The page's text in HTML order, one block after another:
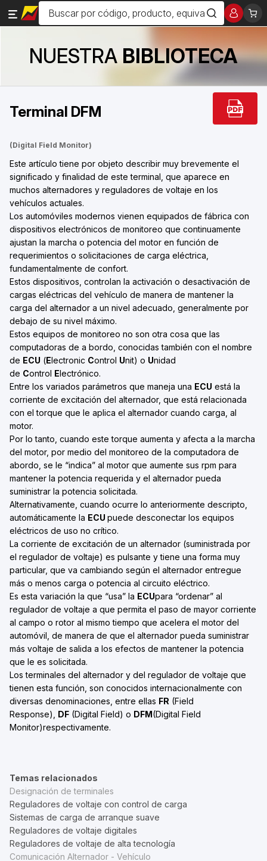
NUESTRABIBLIOTECA
Terminal DFM
(Digital Field Monitor)
Este artículo tiene por objeto describir muy brevemente el
significado y finalidad de este terminal, que aparece en
muchos alternadores y reguladores de voltaje en los
vehículos actuales.
Los automóviles modernos vienen equipados de fábrica con
dispositivos electrónicos de monitoreo que continuamente
ajustan la marcha o potencia del motor en función de
requerimientos o solicitaciones de carga eléctrica,
fundamentalmente de confort.
Estos dispositivos, controlan la activación o desactivación de
cargas eléctricas del vehículo de manera de mantener la
carga del alternador a un nivel adecuado, generalmente por
debajo de su nivel máximo.
Estos equipos de monitoreo no son otra cosa que las
computadoras de a bordo, conocidas también con el nombre
de ECU (Electronic Control Unit) o Unidad
de Control Electrónico.
Entre los variados parámetros que maneja una ECU está la
corriente de excitación del alternador, que está relacionada
con el torque que le aplica el alternador cuando carga, al
motor.
Por lo tanto, cuando este torque aumenta y afecta a la marcha
del motor, por medio del monitoreo de la computadora de
abordo, se le “indica” al motor que aumente sus rpm para
mantener la potencia requerida y el alternador pueda
suministrar la potencia solicitada.
Alternativamente, cuando ocurre lo anteriormente descripto,
automáticamente la ECU puede desconectar los equipos
eléctricos de uso no crítico.
La corriente de excitación de un alternador (suministrada por
el regulador de voltaje) es pulsante y tiene una forma muy
particular, que va cambiando según el alternador entregue
más o menos carga o potencia al circuito eléctrico.
Es esta variación la que “usa” la ECUpara “ordenar” al
regulador de voltaje a que permita el paso de mayor corriente
al campo o rotor al mismo tiempo que acelera el motor del
automóvil, de manera de que el alternador pueda suministrar
más voltaje de salida a los efectos de mantener la potencia
que le es solicitada.
Los terminales del alternador y del regulador de voltaje que
tienen esta función, son conocidos internacionalmente con
diversas denominaciones, entre ellas FR (Field
Response),
DF (Digital Field) o DFM(Digital Field
Monitor)respectivamente.
Temas relacionados
Designación de terminales
Reguladores de voltaje con control de carga
Sistemas de carga de arranque suave
Reguladores de voltaje digitales
Reguladores de voltaje de alta tecnología
Comunicación Alternador - Vehículo